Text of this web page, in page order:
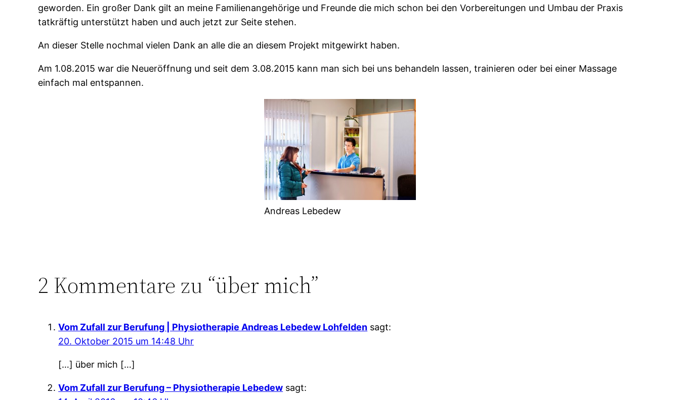
geworden. Ein großer Dank gilt an meine Familienangehörige und Freunde die mich schon bei den Vorbereitungen und Umbau der Praxis
tatkräftig unterstützt haben und auch jetzt zur Seite stehen.
An dieser Stelle nochmal vielen Dank an alle die an diesem Projekt mitgewirkt haben.
Am 1.08.2015 war die Neueröffnung und seit dem 3.08.2015 kann man sich bei uns behandeln lassen, trainieren oder bei einer Massage
einfach mal entspannen.
Andreas Lebedew
2 Kommentare zu “über mich”
Vom Zufall zur Berufung | Physiotherapie Andreas Lebedew Lohfelden sagt:
20. Oktober 2015 um 14:48 Uhr
[…] über mich […]
Vom Zufall zur Berufung – Physiotherapie Lebedew sagt: